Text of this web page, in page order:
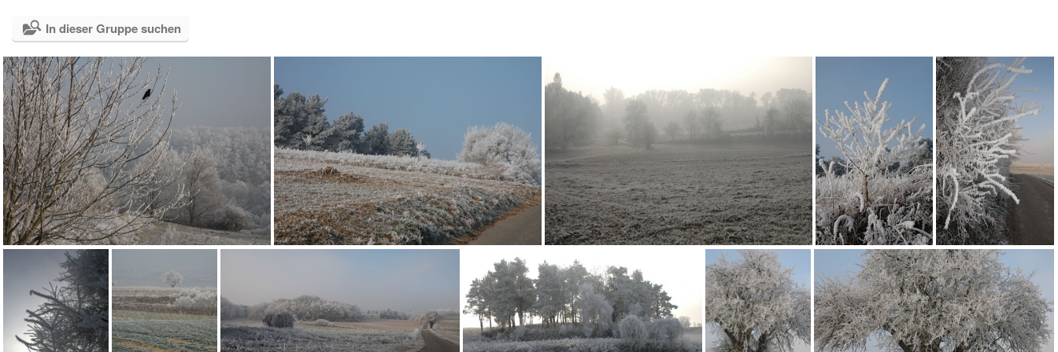
In dieser Gruppe suchen
Winterstimmung Winterstimmung Winterstimmung Winterstimmung Winterstimmung